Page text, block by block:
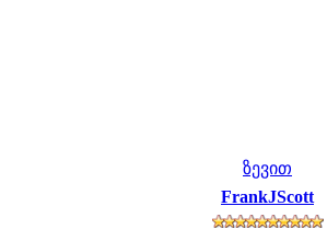
ზევით
FrankJScott